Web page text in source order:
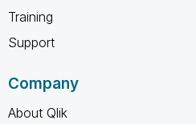
Training
Support
Company
About Qlik